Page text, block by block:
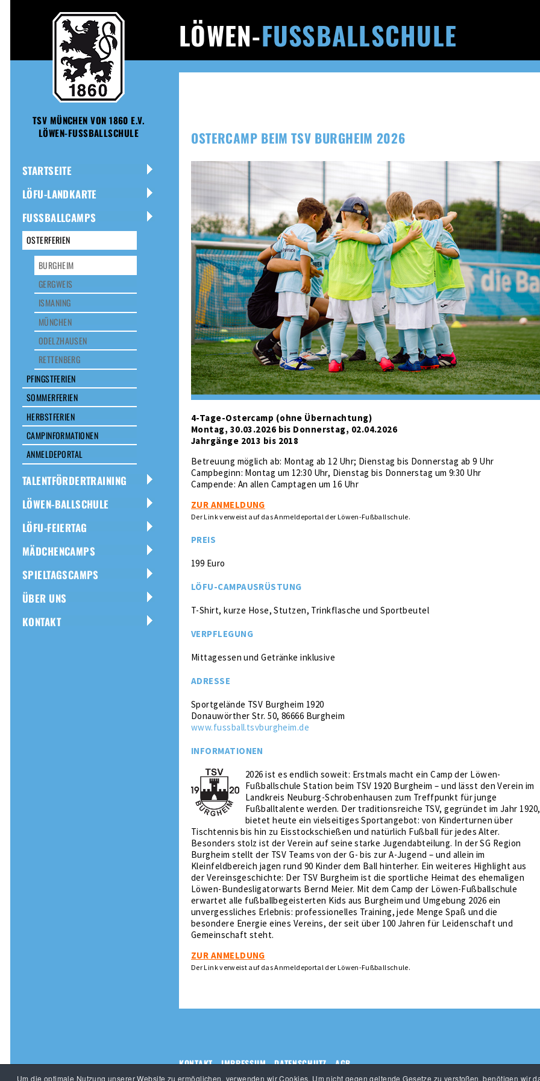
Um die optimale Nutzung unserer Website zu ermöglichen, verwenden wir Cookies. Um nicht gegen geltende Gesetze zu verstoßen, benötigen wir
TSV MÜNCHEN VON 1860 E.V.
LÖWEN-FUSSBALLSCHULE
LÖWEN-FUSSBALLSCHULE
STARTSEITE
LÖFU-LANDKARTE
FUSSBALLCAMPS
OSTERFERIEN
BURGHEIM
GERGWEIS
ISMANING
MÜNCHEN
ODELZHAUSEN
RETTENBERG
PFINGSTFERIEN
SOMMERFERIEN
HERBSTFERIEN
CAMPINFORMATIONEN
ANMELDEPORTAL
TALENTFÖRDERTRAINING
LÖWEN-BALLSCHULE
LÖFU-FEIERTAG
MÄDCHENCAMPS
SPIELTAGSCAMPS
ÜBER UNS
KONTAKT
OSTERCAMP BEIM TSV BURGHEIM 2026
4-Tage-Ostercamp (ohne Übernachtung)
Montag, 30.03.2026 bis Donnerstag, 02.04.2026
Jahrgänge 2013 bis 2018
Betreuung möglich ab: Montag ab 12 Uhr; Dienstag bis Donnerstag ab 9 Uhr
Campbeginn: Montag um 12:30 Uhr, Dienstag bis Donnerstag um 9:30 Uhr
Campende: An allen Camptagen um 16 Uhr
ZUR ANMELDUNG
Der Link verweist auf das Anmeldeportal der Löwen-Fußballschule.
PREIS
199 Euro
LÖFU-CAMPAUSRÜSTUNG
T-Shirt, kurze Hose, Stutzen, Trinkflasche und Sportbeutel
VERPFLEGUNG
Mittagessen und Getränke inklusive
ADRESSE
Sportgelände TSV Burgheim 1920
Donauwörther Str. 50, 86666 Burgheim
www.fussball.tsvburgheim.de
INFORMATIONEN
2026 ist es endlich soweit: Erstmals macht ein Camp der Löwen-
Fußballschule Station beim TSV 1920 Burgheim – und lässt den Verein im
Landkreis Neuburg-Schrobenhausen zum Treffpunkt für junge
Fußballtalente werden. Der traditionsreiche TSV, gegründet im Jahr 1920,
bietet heute ein vielseitiges Sportangebot: von Kinderturnen über
Tischtennis bis hin zu Eisstockschießen und natürlich Fußball für jedes Alter.
Besonders stolz ist der Verein auf seine starke Jugendabteilung. In der SG Region
Burgheim stellt der TSV Teams von der G- bis zur A-Jugend – und allein im
Kleinfeldbereich jagen rund 90 Kinder dem Ball hinterher. Ein weiteres Highlight aus
der Vereinsgeschichte: Der TSV Burgheim ist die sportliche Heimat des ehemaligen
Löwen-Bundesligatorwarts Bernd Meier. Mit dem Camp der Löwen-Fußballschule
erwartet alle fußballbegeisterten Kids aus Burgheim und Umgebung 2026 ein
unvergessliches Erlebnis: professionelles Training, jede Menge Spaß und die
besondere Energie eines Vereins, der seit über 100 Jahren für Leidenschaft und
Gemeinschaft steht.
ZUR ANMELDUNG
Der Link verweist auf das Anmeldeportal der Löwen-Fußballschule.
KONTAKT IMPRESSUM DATENSCHUTZ AGB